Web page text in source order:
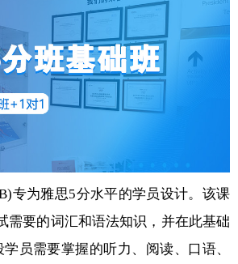
专为雅思5分水平的学员设计。该课
需要的词汇和语法知识，并在此基础
学员需要掌握的听力、阅读、口语、